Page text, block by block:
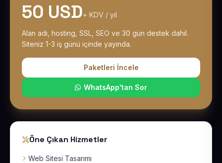
50 USD+ KDV / yıl
Alan adı, hosting, SSL, SEO ve 30 gün destek dahil.
Siteniz 1-3 iş günü içinde yayında.
Paketleri İncele
WhatsApp'tan Sor
Öne Çıkan Hizmetler
Web Sitesi Tasarımı